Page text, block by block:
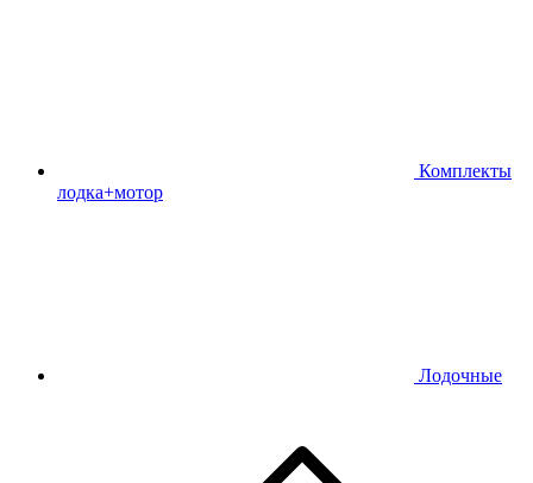
Комплекты
лодка+мотор
Лодочные